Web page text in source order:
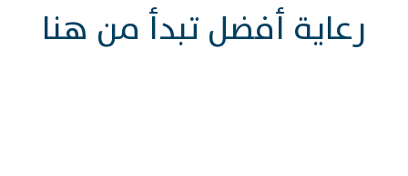
رعاية أفضل تبدأ من هنا
د. هورمان رمضان
استشاري, طب الأعصاب
د. روبيرتو بنييرو
استشاري, طب الأعصاب